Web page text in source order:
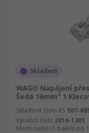
Skladem
WAGO Napájení
Šedá 16mm² 1
Skladové číslo RS 507-
Výrobní číslo 2016-1301
Mezisoučet (1 balení po